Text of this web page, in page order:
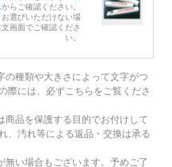
からご確認ください。
選びいただけない場
画面でご確認くださ
い。
種類や大きさによって文字がつ
際には、必ずこちらをご覧くださ
品を保護する目的でお付けして
、汚れ等による返品・交換は承る
無い場合もございます。予めご了